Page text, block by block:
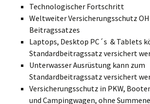
Technologischer Fortschritt
Weltweiter Versicherungsschutz
Beitragssatzes
Laptops, Desktop PC´s & Tablets
Standardbeitragssatz versichert
Unterwasser Ausrüstung kann zum
Standardbeitragssatz versichert
Versicherungsschutz in PKW,
und Campingwagen, ohne